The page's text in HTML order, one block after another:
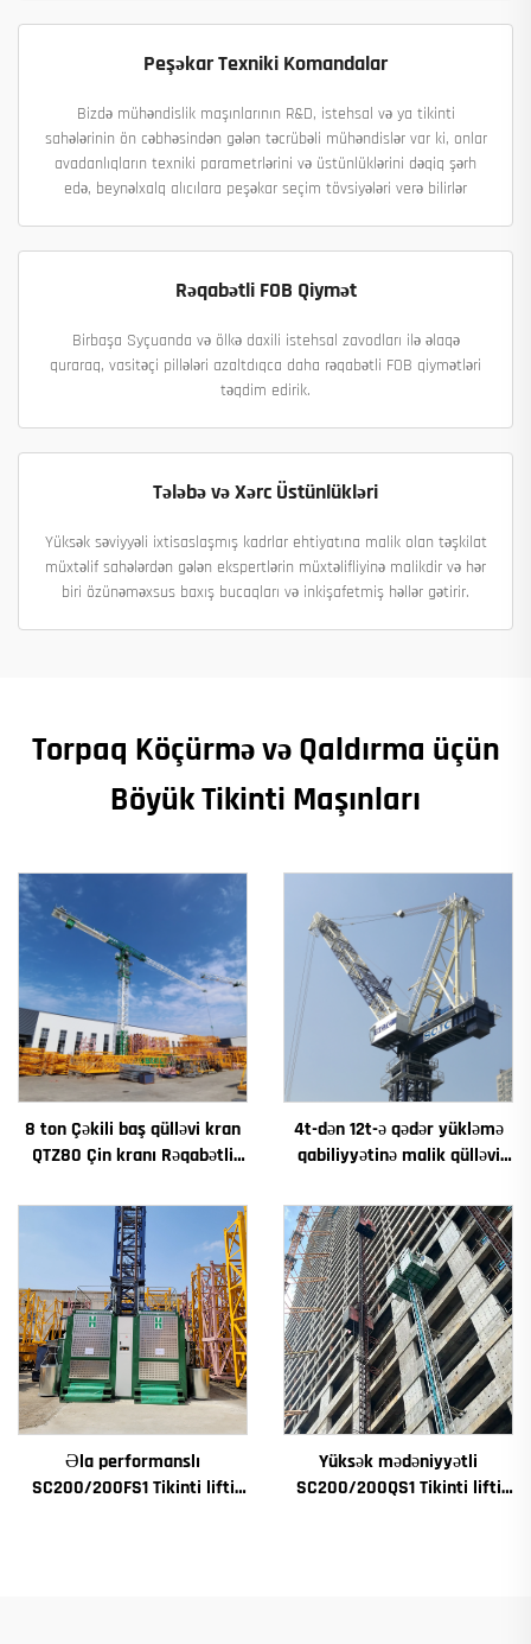
Peşəkar Texniki Komandalar
Bizdə mühəndislik maşınlarının R&D, istehsal və ya tikinti
sahələrinin ön cəbhəsindən gələn təcrübəli mühəndislər var ki, onlar
avadanlıqların texniki parametrlərini və üstünlüklərini dəqiq şərh
edə, beynəlxalq alıcılara peşəkar seçim tövsiyələri verə bilirlər
Rəqabətli FOB Qiymət
Birbaşa Syçuanda və ölkə daxili istehsal zavodları ilə əlaqə
quraraq, vasitəçi pillələri azaltdıqca daha rəqabətli FOB qiymətləri
təqdim edirik.
Tələbə və Xərc Üstünlükləri
Yüksək səviyyəli ixtisaslaşmış kadrlar ehtiyatına malik olan təşkilat
müxtəlif sahələrdən gələn ekspertlərin müxtəlifliyinə malikdir və hər
biri özünəməxsus baxış bucaqları və inkişafetmiş həllər gətirir.
Torpaq Köçürmə və Qaldırma üçün
Böyük Tikinti Maşınları
8 ton Çəkili baş qülləvi kran
QTZ80 Çin kranı Rəqabətli
4t-dən 12t-ə qədər yükləmə
qabiliyyətinə malik qülləvi
motorlaşdırıcı əsas
Əla performanslı
SC200/200FS1 Tikinti lifti
Yüksək mədəniyyətli
SC200/200QS1 Tikinti lifti